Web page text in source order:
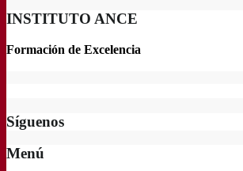
INSTITUTO ANCE
Formación de Excelencia
Síguenos
Menú